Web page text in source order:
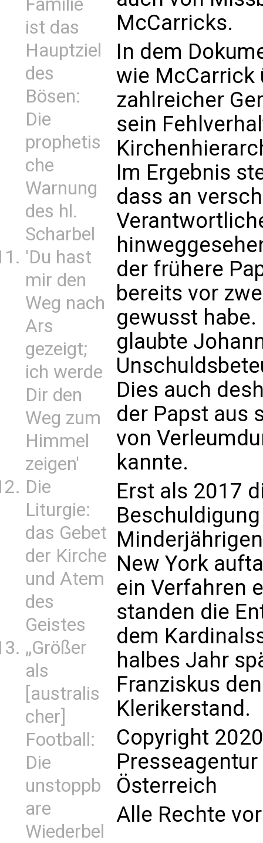
Familie
ist das
Hauptziel
des
Bösen:
Die
prophetis
che
Warnung
des hl.
Scharbel
'Du hast
mir den
Weg nach
Ars
gezeigt;
ich werde
Dir den
Weg zum
Himmel
zeigen'
Die
Liturgie:
das Gebet
der Kirche
und Atem
des
Geistes
„Größer
als
[australis
cher]
Football:
Die
unstoppb
are
Wiederbel
McCarricks.
In dem
wie McCarrick
zahlreicher
sein
Im Ergebnis
dass an
der frühere
bereits vor
gewusst
glaubte
Dies auch
der Papst aus
von
kannte.
Erst als 2017
New York
ein Verfahren
standen die
dem
halbes Jahr
Franziskus
Klerikerstand.
Copyright
Presseagentur
Österreich
Alle Rechte